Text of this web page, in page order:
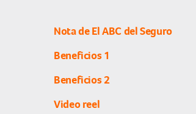
Nota de El ABC del Seguro
Beneficios 1
Beneficios 2
Video reel